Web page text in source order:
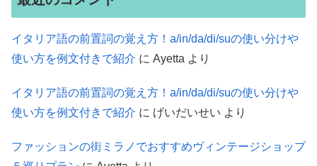
イタリア語の前置詞の覚え方！a/in/da/di/suの使い分けや
使い方を例文付きで紹介 に Ayetta より
イタリア語の前置詞の覚え方！a/in/da/di/suの使い分けや
使い方を例文付きで紹介 に げいだいせい より
ファッションの街ミラノでおすすめヴィンテージショップ